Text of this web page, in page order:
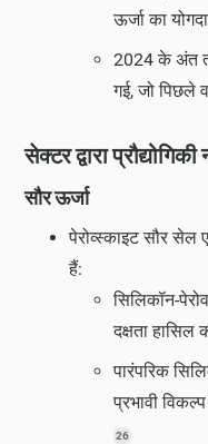
ऊर्जा का
2024 के अंत
गई, जो पिछले
सेक्टर द्वारा प्रौद्योगिकी
सौर ऊर्जा
पेरोव्स्काइट सौर सेल
हैं:
सिलिकॉन-
दक्षता हासिल
पारंपरिक
प्रभावी
26